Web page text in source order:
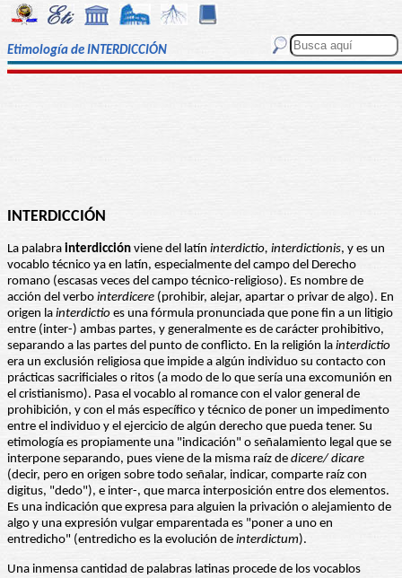
Etimología de INTERDICCIÓN
INTERDICCIÓN
La palabra interdicción viene del latín interdictio, interdictionis, y es un
vocablo técnico ya en latín, especialmente del campo del Derecho
romano (escasas veces del campo técnico-religioso). Es nombre de
acción del verbo interdicere (prohibir, alejar, apartar o privar de algo). En
origen la interdictio es una fórmula pronunciada que pone fin a un litigio
entre (inter-) ambas partes, y generalmente es de carácter prohibitivo,
separando a las partes del punto de conflicto. En la religión la interdictio
era un exclusión religiosa que impide a algún individuo su contacto con
prácticas sacrificiales o ritos (a modo de lo que sería una excomunión en
el cristianismo). Pasa el vocablo al romance con el valor general de
prohibición, y con el más específico y técnico de poner un impedimento
entre el individuo y el ejercicio de algún derecho que pueda tener. Su
etimología es propiamente una "indicación" o señalamiento legal que se
interpone separando, pues viene de la misma raíz de dicere/ dicare
(decir, pero en origen sobre todo señalar, indicar, comparte raíz con
digitus, "dedo"), e inter-, que marca interposición entre dos elementos.
Es una indicación que expresa para alguien la privación o alejamiento de
algo y una expresión vulgar emparentada es "poner a uno en
entredicho" (entredicho es la evolución de interdictum).
Una inmensa cantidad de palabras latinas procede de los vocablos